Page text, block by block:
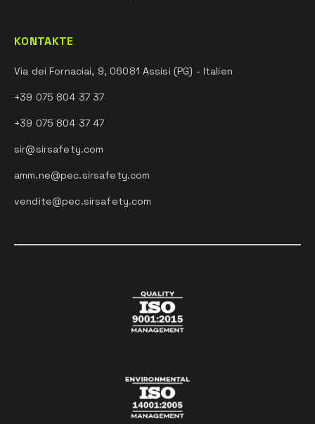
KONTAKTE
Via dei Fornaciai, 9, 06081 Assisi (PG) - Italien
+39 075 804 37 37
+39 075 804 37 47
sir@sirsafety.com
amm.ne@pec.sirsafety.com
vendite@pec.sirsafety.com